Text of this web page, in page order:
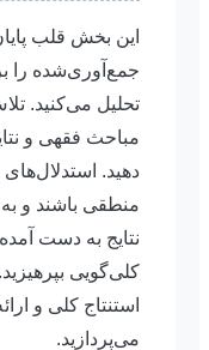
این بخش قلب
جمع‌آوری‌شده را
تحلیل می‌کنید.
مباحث فقهی و
دهید.
منطقی باشند و
نتایج به دست
کلی‌گویی بپرهیزید.
استنتاج کلی و
می‌پردازید.